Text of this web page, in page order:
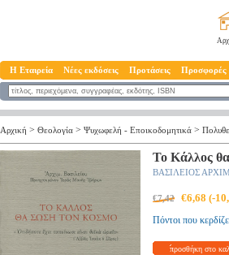
Η Εταιρεία Νέες εκδόσεις Προτάσεις Προσφορές
Αρχική > Θεολογία > Ψυχωφελή - Επoικοδομητικά >
Το Κάλλος
ΒΑΣΙΛΕΙΟΣ
€7,42 €6,68 (-
Πόντοι που
προσθήκη στο